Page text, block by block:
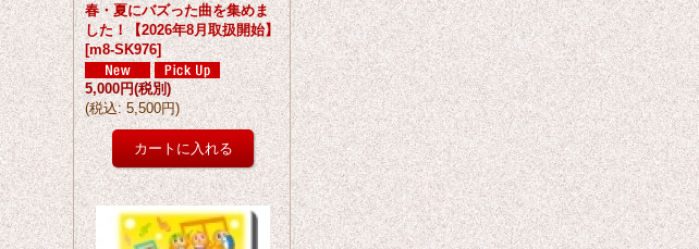
春・夏にバズった曲を集めま
した！【2026年8月取扱開始】
[m8-SK976]
5,000円(税別)
(税込: 5,500円)